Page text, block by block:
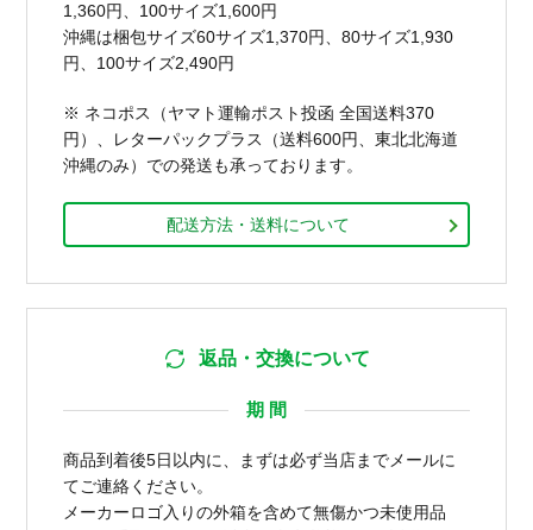
1,360円、100サイズ1,600円
沖縄は梱包サイズ60サイズ1,370円、80サイズ1,930
円、100サイズ2,490円
※ ネコポス（ヤマト運輸ポスト投函 全国送料370
円）、レターパックプラス（送料600円、東北北海道
沖縄のみ）での発送も承っております。
配送方法・送料について
返品・交換について
期 間
商品到着後5日以内に、まずは必ず当店までメールに
てご連絡ください。
メーカーロゴ入りの外箱を含めて無傷かつ未使用品